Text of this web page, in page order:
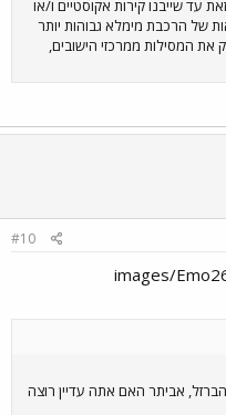
עד שייבנו קירות אקוסטיים ו/או
של הרכבת מימלא גבוהות יותר
המסילות ממרכזי הישובים,
#10
אביתר האם אתה עדיין רוצה